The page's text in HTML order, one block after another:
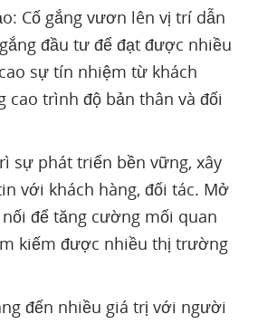
Cố gắng vươn lên vị trí dẫn
đầu tư để đạt được nhiều
sự tín nhiệm từ khách
cao trình độ bản thân và đối
sự phát triển bền vững, xây
với khách hàng, đối tác. Mở
để tăng cường mối quan
kiếm được nhiều thị trường
đến nhiều giá trị với người